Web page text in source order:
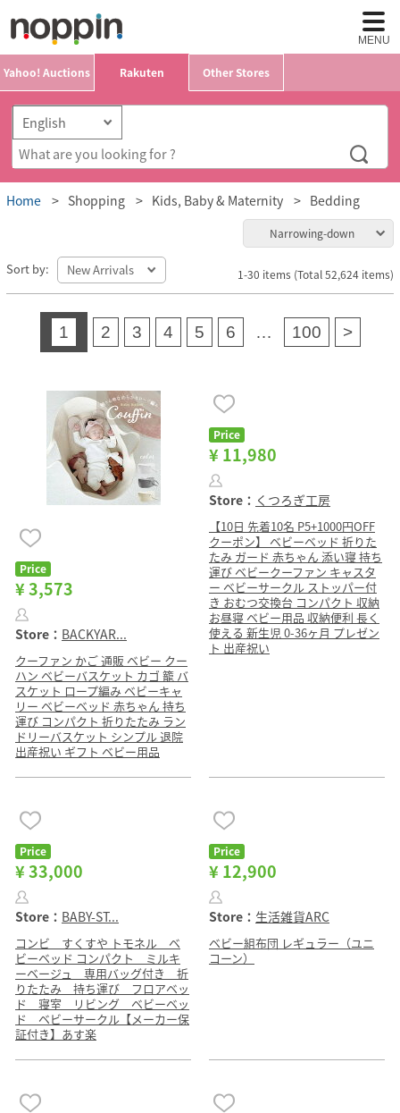
MENU
Yahoo! Auctions Rakuten Other Stores
Home Shopping Kids, Baby & Maternity Bedding
Narrowing-down
Sort by: 1-30 items (Total 52,624 items)
1 2 3 4 5 6 … 100 >
Price
¥ 3,573
Store： BACKYAR...
クーファン かご 通販 ベビー クー
ハン ベビーバスケット カゴ 籠 バ
スケット ロープ編み ベビーキャ
リー ベビーベッド 赤ちゃん 持ち
運び コンパクト 折りたたみ ラン
ドリーバスケット シンプル 退院
出産祝い ギフト ベビー用品
Price
¥ 11,980
Store： くつろぎ工房
【10日 先着10名 P5+1000円OFF
クーポン】 ベビーベッド 折りた
たみ ガード 赤ちゃん 添い寝 持ち
運び ベビークーファン キャスタ
ー ベビーサークル ストッパー付
き おむつ交換台 コンパクト 収納
お昼寝 ベビー用品 収納便利 長く
使える 新生児 0-36ヶ月 プレゼン
ト 出産祝い
Price
¥ 33,000
Store： BABY-ST...
コンビ すくすや トモネル ベ
ビーベッド コンパクト ミルキ
ーベージュ 専用バッグ付き 折
りたたみ 持ち運び フロアベッ
ド 寝室 リビング ベビーベッ
ド ベビーサークル【メーカー保
証付き】あす楽
Price
¥ 12,900
Store： 生活雑貨ARC
ベビー組布団 レギュラー（ユニ
コーン）